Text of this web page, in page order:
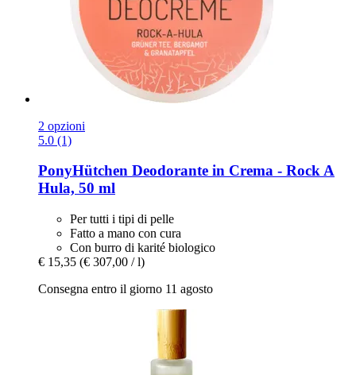
2 opzioni
5.0 (1)
PonyHütchen Deodorante in Crema -​ Rock A
Hula, 50 ml
Per tutti i tipi di pelle
Fatto a mano con cura
Con burro di karité biologico
€ 15,35 (€ 307,00 / l)
Consegna entro il giorno 11 agosto